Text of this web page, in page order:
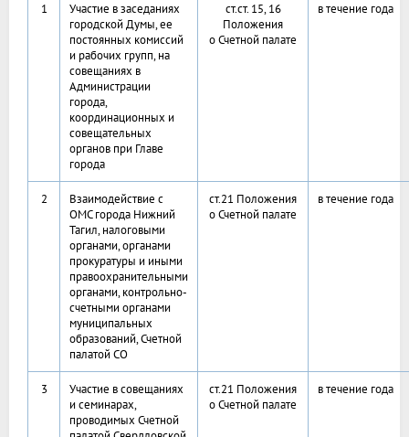
1
Участие в заседаниях
городской Думы, ее
постоянных комиссий
и рабочих групп, на
совещаниях в
Администрации
города,
координационных и
совещательных
органов при Главе
города
ст.ст. 15, 16
Положения
о Счетной палате
в течение года
2
Взаимодействие с
ОМС города Нижний
Тагил, налоговыми
органами, органами
прокуратуры и иными
правоохранительными
органами, контрольно-
счетными органами
муниципальных
образований, Счетной
палатой СО
ст.21 Положения
о Счетной палате
в течение года
3
Участие в совещаниях
и семинарах,
проводимых Счетной
ст.21 Положения
о Счетной палате
в течение года